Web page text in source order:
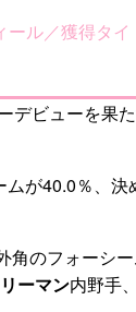
ル／獲得タイ
ビューを
が40.0％、
のフォー
ーマン内野手、